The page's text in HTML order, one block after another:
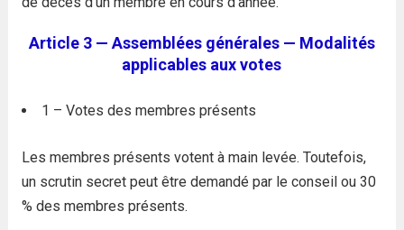
Article 3 — Assemblées générales — Modalités
applicables aux votes
1 – Votes des membres présents
Les membres présents votent à main levée. Toutefois,
un scrutin secret peut être demandé par le conseil ou 30
% des membres présents.